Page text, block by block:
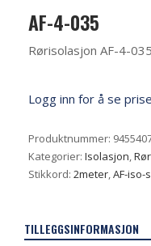
AF-4-035
Rørisolasjon AF-4-
Logg inn for å se
Produktnummer:
Kategorier: Isolasjon,
Stikkord: 2meter,AF-iso-
TILLEGGSINFORMASJON